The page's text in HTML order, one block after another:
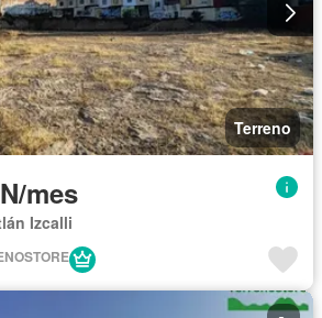
Terreno
mes
Izcalli